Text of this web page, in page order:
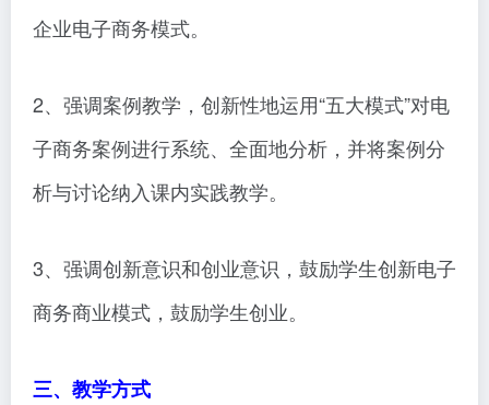
企业电子商务模式。
2、强调案例教学，创新性地运用“五大模式”对电
子商务案例进行系统、全面地分析，并将案例分
析与讨论纳入课内实践教学。
3、强调创新意识和创业意识，鼓励学生创新电子
商务商业模式，鼓励学生创业。
三、教学方式